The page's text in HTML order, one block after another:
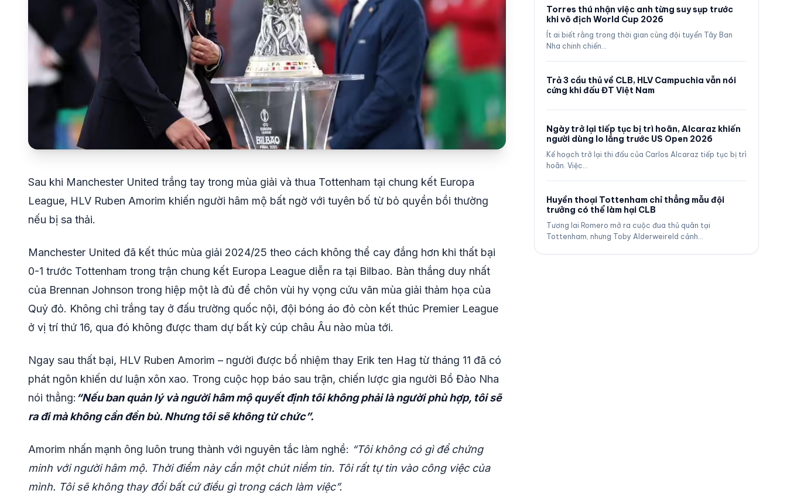
Sau khi Manchester United trắng tay trong mùa giải và thua Tottenham tại chung kết Europa
League, HLV Ruben Amorim khiến người hâm mộ bất ngờ với tuyên bố từ bỏ quyền bồi thường
nếu bị sa thải.
Manchester United đã kết thúc mùa giải 2024/25 theo cách không thể cay đắng hơn khi thất bại
0-1 trước Tottenham trong trận chung kết Europa League diễn ra tại Bilbao. Bàn thắng duy nhất
của Brennan Johnson trong hiệp một là đủ để chôn vùi hy vọng cứu vãn mùa giải thảm họa của
Quỷ đỏ. Không chỉ trắng tay ở đấu trường quốc nội, đội bóng áo đỏ còn kết thúc Premier League
ở vị trí thứ 16, qua đó không được tham dự bất kỳ cúp châu Âu nào mùa tới.
Ngay sau thất bại, HLV Ruben Amorim – người được bổ nhiệm thay Erik ten Hag từ tháng 11 đã có
phát ngôn khiến dư luận xôn xao. Trong cuộc họp báo sau trận, chiến lược gia người Bồ Đào Nha
nói thẳng: “Nếu ban quản lý và người hâm mộ quyết định tôi không phải là người phù hợp, tôi sẽ
ra đi mà không cần đền bù. Nhưng tôi sẽ không từ chức”.
Amorim nhấn mạnh ông luôn trung thành với nguyên tắc làm nghề: “Tôi không có gì để chứng
minh với người hâm mộ. Thời điểm này cần một chút niềm tin. Tôi rất tự tin vào công việc của
mình. Tôi sẽ không thay đổi bất cứ điều gì trong cách làm việc”.
Torres thú nhận việc anh từng suy sụp trước
khi vô địch World Cup 2026
Ít ai biết rằng trong thời gian cùng đội tuyển Tây Ban
Nha chinh chiến…
Trả 3 cầu thủ về CLB, HLV Campuchia vẫn nói
cứng khi đấu ĐT Việt Nam
Ngày trở lại tiếp tục bị trì hoãn, Alcaraz khiến
người dùng lo lắng trước US Open 2026
Kế hoạch trở lại thi đấu của Carlos Alcaraz tiếp tục bị trì
hoãn. Việc…
Huyền thoại Tottenham chỉ thẳng mẫu đội
trưởng có thể làm hại CLB
Tương lai Romero mở ra cuộc đua thủ quân tại
Tottenham, nhưng Toby Alderweireld cảnh…